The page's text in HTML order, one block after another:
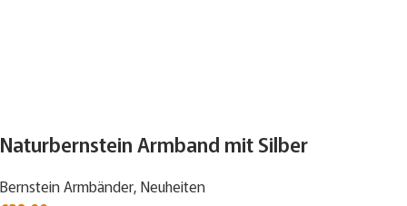
Naturbernstein Armband mit Silber
Bernstein Armbänder, Neuheiten